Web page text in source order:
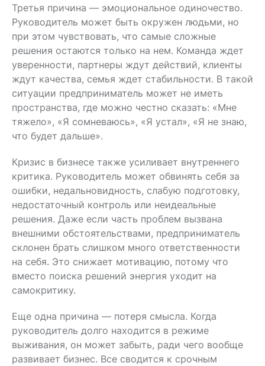
Третья причина — эмоциональное одиночество.
Руководитель может быть окружен людьми, но
при этом чувствовать, что самые сложные
решения остаются только на нем. Команда ждет
уверенности, партнеры ждут действий, клиенты
ждут качества, семья ждет стабильности. В такой
ситуации предприниматель может не иметь
пространства, где можно честно сказать: «Мне
тяжело», «Я сомневаюсь», «Я устал», «Я не знаю,
что будет дальше».
Кризис в бизнесе также усиливает внутреннего
критика. Руководитель может обвинять себя за
ошибки, недальновидность, слабую подготовку,
недостаточный контроль или неидеальные
решения. Даже если часть проблем вызвана
внешними обстоятельствами, предприниматель
склонен брать слишком много ответственности
на себя. Это снижает мотивацию, потому что
вместо поиска решений энергия уходит на
самокритику.
Еще одна причина — потеря смысла. Когда
руководитель долго находится в режиме
выживания, он может забыть, ради чего вообще
развивает бизнес. Все сводится к срочным